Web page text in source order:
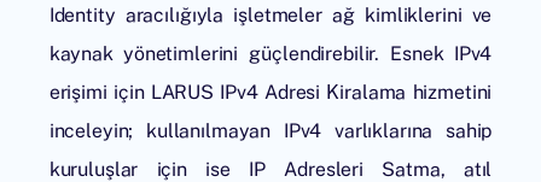
Identity aracılığıyla işletmeler ağ kimliklerini ve
kaynak yönetimlerini güçlendirebilir. Esnek IPv4
erişimi için LARUS IPv4 Adresi Kiralama hizmetini
inceleyin; kullanılmayan IPv4 varlıklarına sahip
kuruluşlar için ise IP Adresleri Satma, atıl